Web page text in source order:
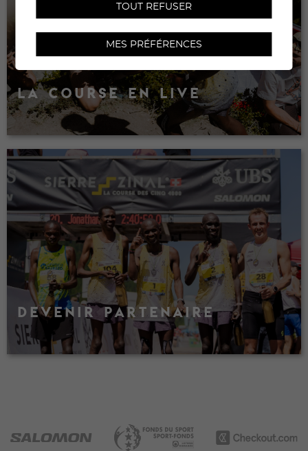
LA COURSE EN LIVE
DEVENIR PARTENAIRE
TOUT REFUSER
MES PRÉFÉRENCES